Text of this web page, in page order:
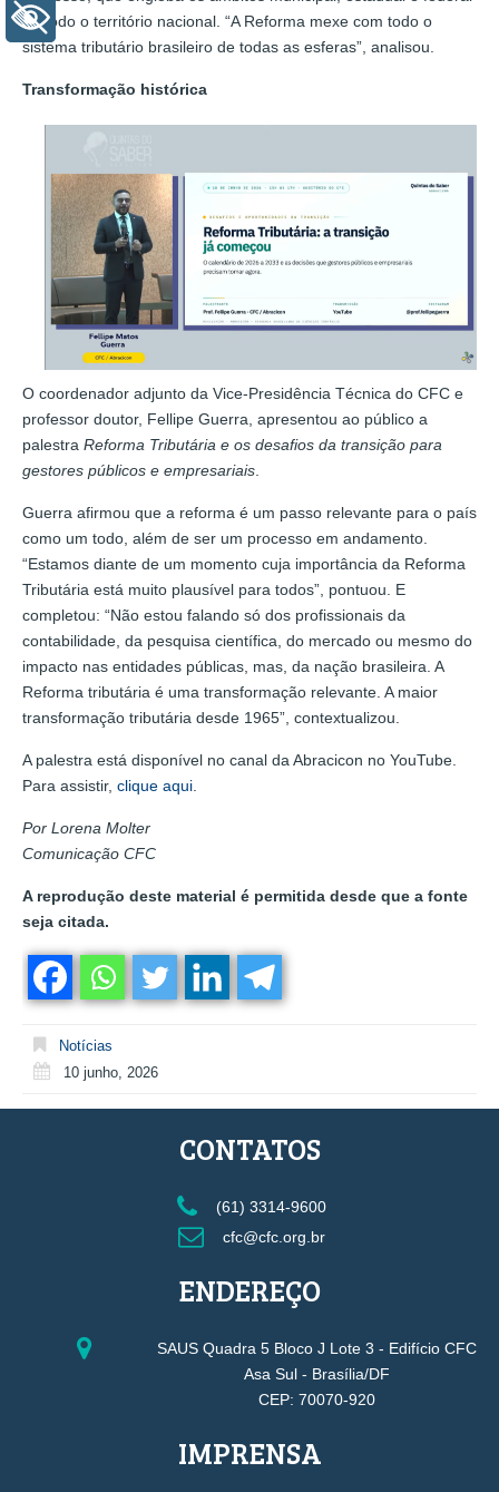
de todo o território nacional. “A Reforma mexe com todo o
sistema tributário brasileiro de todas as esferas”, analisou.
Transformação histórica
O coordenador adjunto da Vice-Presidência Técnica do CFC e
professor doutor, Fellipe Guerra, apresentou ao público a
palestra Reforma Tributária e os desafios da transição para
gestores públicos e empresariais
Guerra afirmou que a reforma é um passo relevante para o país
como um todo, além de ser um processo em andamento.
“Estamos diante de um momento cuja importância da Reforma
Tributária está muito plausível para todos”, pontuou. E
completou: “Não estou falando só dos profissionais da
contabilidade, da pesquisa científica, do mercado ou mesmo do
impacto nas entidades públicas, mas, da nação brasileira. A
Reforma tributária é uma transformação relevante. A maior
transformação tributária desde 1965”, contextualizou.
A palestra está disponível no canal da Abracicon no YouTube.
Para assistir, clique aqui
Por Lorena Molter
Comunicação CFC
A reprodução deste material é permitida desde que a fonte
seja citada.
Notícias
10 junho, 2026
CONTATOS
(61) 3314-9600
cfc@cfc.org.br
ENDEREÇO
SAUS Quadra 5 Bloco J Lote 3 - Edifício CFC
Asa Sul - Brasília/DF
CEP: 70070-920
IMPRENSA
+ Acessibilidade